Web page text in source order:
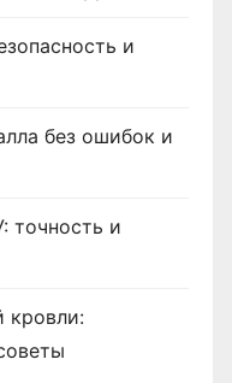
и
без ошибок и
точность и
кровли: